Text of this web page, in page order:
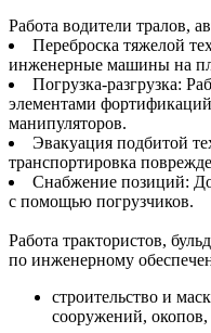
Работа водители тралов,
Переброска тяжелой
инженерные машины на
Погрузка-разгрузка:
элементами
манипуляторов.
Эвакуация подбитой
транспортировка
Снабжение позиций:
с помощью погрузчиков.
Работа трактористов,
по инженерному
строительство и
сооружений,